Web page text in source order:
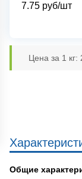
7.75 руб/шт
Цена за 1 кг:
Общие